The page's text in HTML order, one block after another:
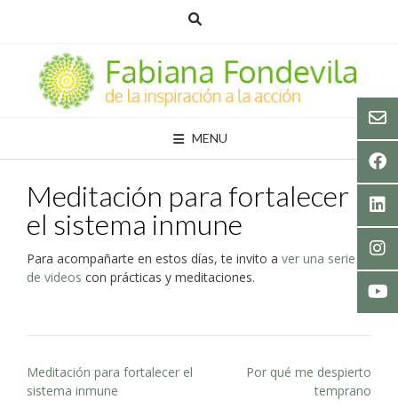
MENU
Meditación para fortalecer
el sistema inmune
Para acompañarte en estos días, te invito a ver una serie
de videos con prácticas y meditaciones.
Post
navigation
Meditación para fortalecer el
sistema inmune
Por qué me despierto
temprano